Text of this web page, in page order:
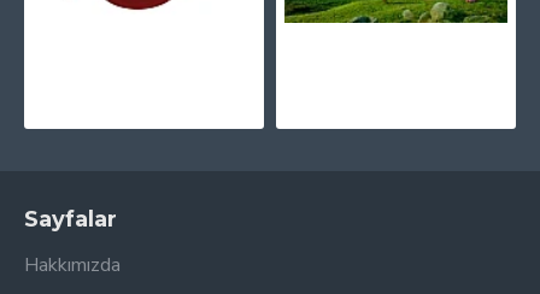
Sayfalar
Hakkımızda